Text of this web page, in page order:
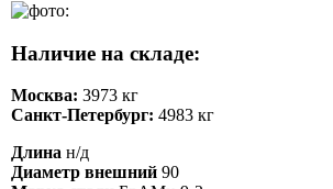
Наличие на складе:
Москва: 3973 кг
Санкт-Петербург: 4983 кг
Длина н/д
Диаметр внешний 90